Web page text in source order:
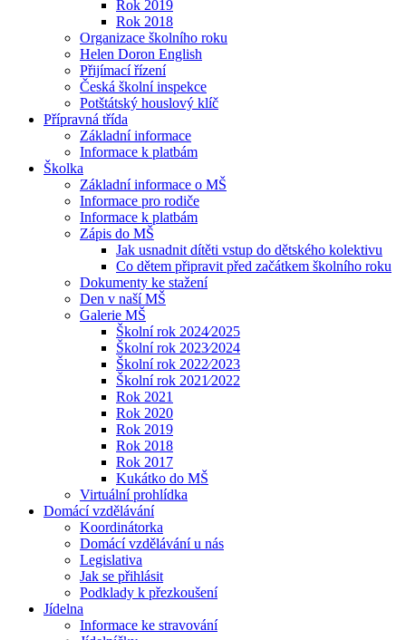
Rok 2019
Rok 2018
Organizace školního roku
Helen Doron English
Přijímací řízení
Česká školní inspekce
Potštátský houslový klíč
Přípravná třída
Základní informace
Informace k platbám
Školka
Základní informace o MŠ
Informace pro rodiče
Informace k platbám
Zápis do MŠ
Jak usnadnit dítěti vstup do dětského kolektivu
Co dětem připravit před začátkem školního roku
Dokumenty ke stažení
Den v naší MŠ
Galerie MŠ
Školní rok 2024⁄2025
Školní rok 2023⁄2024
Školní rok 2022⁄2023
Školní rok 2021⁄2022
Rok 2021
Rok 2020
Rok 2019
Rok 2018
Rok 2017
Kukátko do MŠ
Virtuální prohlídka
Domácí vzdělávání
Koordinátorka
Domácí vzdělávání u nás
Legislativa
Jak se přihlásit
Podklady k přezkoušení
Jídelna
Informace ke stravování